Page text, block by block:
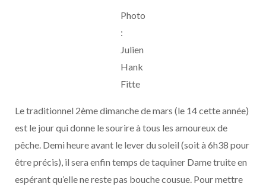
Photo
:
Julien
Hank
Fitte
Le traditionnel 2ème dimanche de mars (le 14 cette année)
est le jour qui donne le sourire à tous les amoureux de
pêche. Demi heure avant le lever du soleil (soit à 6h38 pour
être précis), il sera enfin temps de taquiner Dame truite en
espérant qu’elle ne reste pas bouche cousue. Pour mettre